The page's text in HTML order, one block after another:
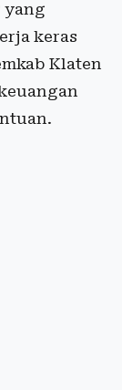
yang
keras
Klaten